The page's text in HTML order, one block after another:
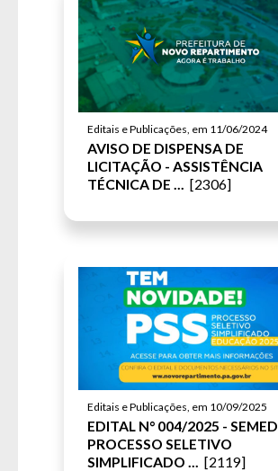
Editais e Publicações, em 11/06/2024
AVISO DE DISPENSA DE
LICITAÇÃO - ASSISTÊNCIA
TÉCNICA DE ...
[2306]
Editais e Publicações, em 10/09/2025
EDITAL N° 004/2025 - SEMED
PROCESSO SELETIVO
SIMPLIFICADO ...
[2119]